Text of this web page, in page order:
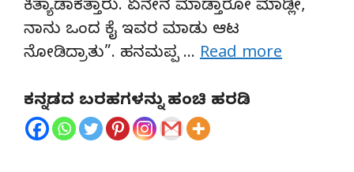
ಕಿತ್ಯಾಡಾಕತ್ತಾರು. ಏನೇನ ಮಾಡ್ತಾರೋ ಮಾಡ್ಲೀ,
ನಾನು ಒಂದ ಕೈ ಇವರ ಮಾಡು ಆಟ
ನೋಡಿದ್ರಾತು”. ಹನಮಪ್ಪ … Read more
ಕನ್ನಡದ ಬರಹಗಳನ್ನು ಹಂಚಿ ಹರಡಿ